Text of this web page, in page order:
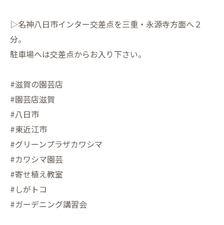
▷名神八日市インター交差点を三重・永源寺方面へ２
分。
駐車場へは交差点からお入り下さい。
#滋賀の園芸店
#園芸店滋賀
#八日市
#東近江市
#グリーンプラザカワシマ
#カワシマ園芸
#寄せ植え教室
#しがトコ
#ガーデニング講習会